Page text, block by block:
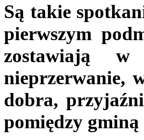
Są takie
pierwszym
zostawiają
nieprzerwanie,
dobra,
pomiędzy